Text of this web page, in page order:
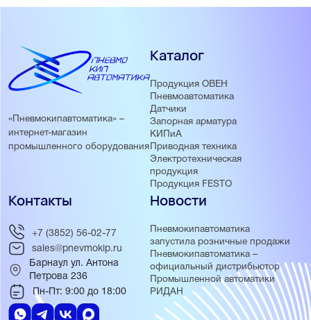
«Пневмокипавтоматика» –
интернет-магазин
промышленного оборудования
Каталог
Продукция ОВЕН
Пневмоавтоматика
Датчики
Запорная арматура
КИПиА
Приводная техника
Электротехническая
продукция
Продукция FESTO
Новости
Пневмокипавтоматика
запустила розничные продажи
Пневмокипавтоматика –
официальный дистрибьютор
Промышленной автоматики
РИДАН
Контакты
+7 (3852) 56-02-77
sales@pnevmokip.ru
Барнаул ул. Антона
Петрова 236
Пн-Пт: 9:00 до 18:00